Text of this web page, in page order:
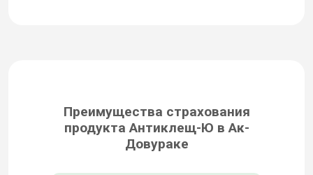
Преимущества страхования
продукта Антиклещ-Ю в Ак-
Довураке